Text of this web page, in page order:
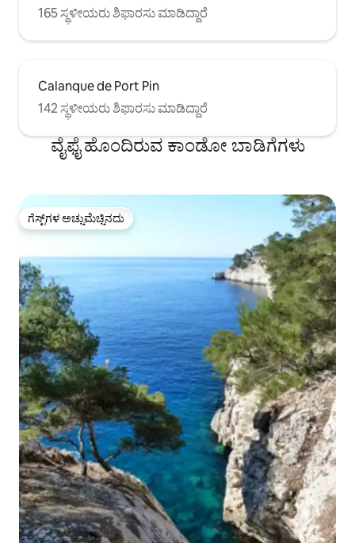
165 ಸ್ಥಳೀಯರು ಶಿಫಾರಸು ಮಾಡಿದ್ದಾರೆ
Calanque de Port Pin
142 ಸ್ಥಳೀಯರು ಶಿಫಾರಸು ಮಾಡಿದ್ದಾರೆ
ವೈಫೈ ಹೊಂದಿರುವ ಕಾಂಡೋ ಬಾಡಿಗೆಗಳು
ಗೆಸ್ಟ್‌ಗಳ ಅಚ್ಚುಮೆಚ್ಚಿನದು
ಗೆಸ್ಟ್‌ಗಳ ಅಚ್ಚುಮೆಚ್ಚಿನದು